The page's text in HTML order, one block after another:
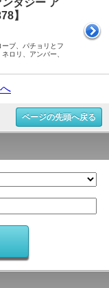
タジー ア
】
ブ、パチョリとフ
ロリ、アンバー、
ページの先頭へ戻る